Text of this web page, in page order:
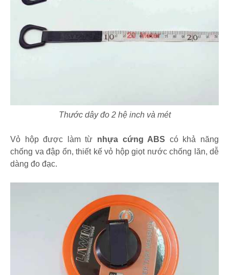
Thước dây đo 2 hệ inch và mét
Vỏ hộp được làm từ nhựa cứng ABS có khả năng
chống va đập ổn, thiết kế vỏ hộp giọt nước chống lăn, dễ
dàng đo đạc.